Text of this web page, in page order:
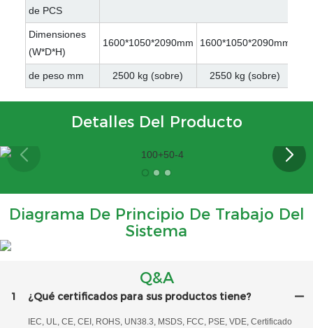
de PCS
Dimensiones
(W*D*H)
1600*1050*2090mm 1600*1050*2090mm
de peso mm 2500 kg (sobre) 2550 kg (sobre)
Detalles Del Producto
Diagrama De Principio De Trabajo Del
Sistema
Q&A
1 ¿Qué certificados para sus productos tiene?
IEC, UL, CE, CEI, ROHS, UN38.3, MSDS, FCC, PSE, VDE, Certificado